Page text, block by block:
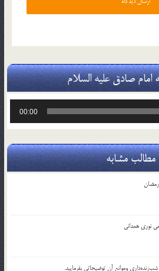
امام صادق علیه السلام
00:00
مطالب مشابه
رمضان
نوری همدانی
وموانع آن توضيحاتي بفرماييد.